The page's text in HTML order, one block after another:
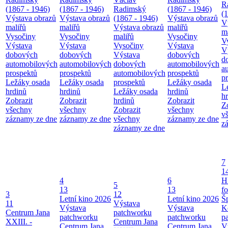
(1867 - 1946)
Výstava obrazů
maliřů
Vysočiny
Výstava
dobových
automobilových
prospektů
Ležáky osada
hrdinů
Zobrazit
všechny
záznamy ze dne
(1867 - 1946)
Výstava obrazů
maliřů
Vysočiny
Výstava
dobových
automobilových
prospektů
Ležáky osada
hrdinů
Zobrazit
všechny
záznamy ze dne
Radimský
(1867 - 1946)
Výstava obrazů
maliřů
Vysočiny
Výstava
dobových
automobilových
prospektů
Ležáky osada
hrdinů
Zobrazit
všechny
záznamy ze dne
(1867 - 1946)
Výstava obrazů
maliřů
Vysočiny
Výstava
dobových
automobilových
prospektů
Ležáky osada
hrdinů
Zobrazit
všechny
záznamy ze dne
3
11
Centrum Jana
XXIII. -
4
13
Letní kino 2026
Výstava
patchworku
5
12
Výstava
patchworku
Centrum Jana
6
13
Letní kino 2026
Výstava
patchworku
7